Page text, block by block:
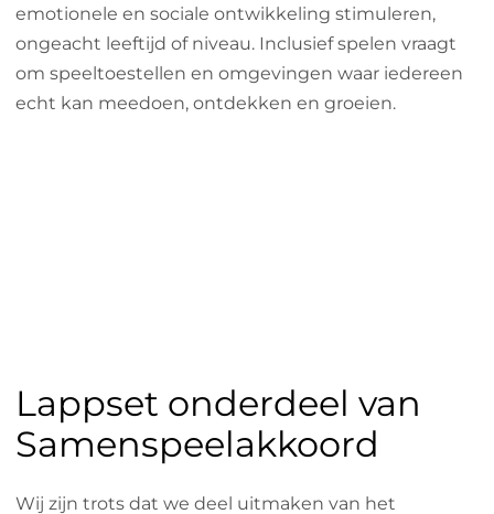
emotionele en sociale ontwikkeling stimuleren,
ongeacht leeftijd of niveau. Inclusief spelen vraagt
om speeltoestellen en omgevingen waar iedereen
echt kan meedoen, ontdekken en groeien.
Lappset onderdeel van
Samenspeelakkoord
Wij zijn trots dat we deel uitmaken van het